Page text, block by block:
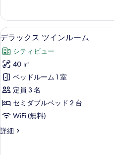
示
す
る
細
デ
ラ
ッ
ク
ス
ツ
イ
ン
ル
7
デラックス ツインルーム
シティビュー
40 ㎡
ベッドルーム 1 室
定員 3 名
セミダブルベッド 2 台
WiFi (無料)
詳細
デ